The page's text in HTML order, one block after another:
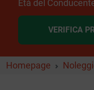
Età del
VERIFICA
Homepage